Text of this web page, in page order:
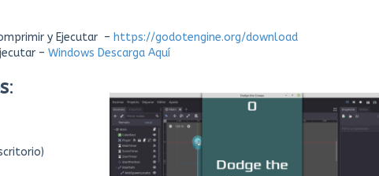
y Ejecutar – https://godotengine.org/download
– Windows Descarga Aquí
: